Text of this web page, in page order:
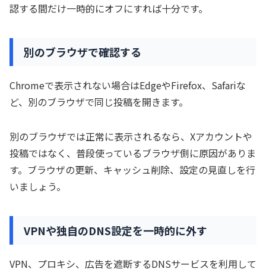
認する間だけ一時的にオフにすれば十分です。
別のブラウザで確認する
Chromeで表示されない場合はEdgeやFirefox、Safariな
ど、別のブラウザで同じ投稿を開きます。
別のブラウザでは正常に表示されるなら、Xアカウントや
投稿ではなく、普段使っているブラウザ側に原因がありま
す。ブラウザの更新、キャッシュ削除、設定の見直しを行
いましょう。
VPNや独自のDNS設定を一時的に外す
VPN、プロキシ、広告を遮断するDNSサービスを利用して